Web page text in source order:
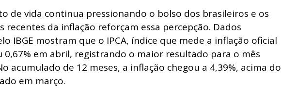
de vida continua pressionando o bolso dos brasileiros e os
recentes da inflação reforçam essa percepção. Dados
IBGE mostram que o IPCA, índice que mede a inflação oficial
0,67% em abril, registrando o maior resultado para o mês
acumulado de 12 meses, a inflação chegou a 4,39%, acima do
em março.